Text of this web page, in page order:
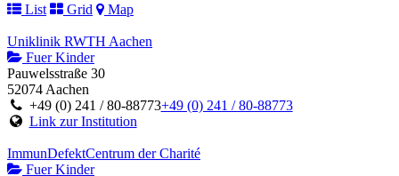
List
Grid Map
Uniklinik RWTH Aachen
Fuer Kinder
Pauwelsstraße 30
52074 Aachen
+49 (0) 241 / 80-88773+49 (0) 241 / 80-88773
Link zur Institution
ImmunDefektCentrum der Charité
Fuer Kinder